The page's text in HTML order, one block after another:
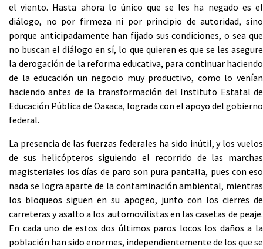
el viento. Hasta ahora lo único que se les ha negado es el
diálogo, no por firmeza ni por principio de autoridad, sino
porque anticipadamente han fijado sus condiciones, o sea que
no buscan el diálogo en sí, lo que quieren es que se les asegure
la derogación de la reforma educativa, para continuar haciendo
de la educación un negocio muy productivo, como lo venían
haciendo antes de la transformación del Instituto Estatal de
Educación Pública de Oaxaca, lograda con el apoyo del gobierno
federal.
La presencia de las fuerzas federales ha sido inútil, y los vuelos
de sus helicópteros siguiendo el recorrido de las marchas
magisteriales los días de paro son pura pantalla, pues con eso
nada se logra aparte de la contaminación ambiental, mientras
los bloqueos siguen en su apogeo, junto con los cierres de
carreteras y asalto a los automovilistas en las casetas de peaje.
En cada uno de estos dos últimos paros locos los daños a la
población han sido enormes, independientemente de los que se